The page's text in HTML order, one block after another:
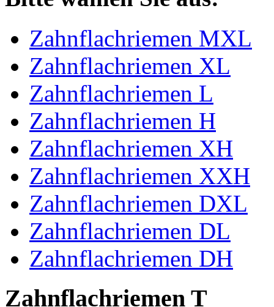
Zahnflachriemen MXL
Zahnflachriemen XL
Zahnflachriemen L
Zahnflachriemen H
Zahnflachriemen XH
Zahnflachriemen XXH
Zahnflachriemen DXL
Zahnflachriemen DL
Zahnflachriemen DH
Zahnflachriemen T